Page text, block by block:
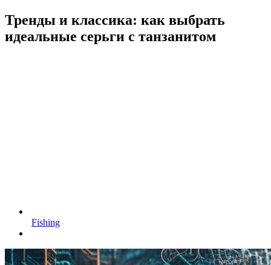
Тренды и классика: как выбрать
идеальные серьги с танзанитом
Fishing